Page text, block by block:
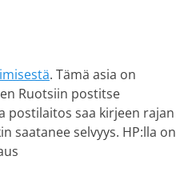
. Tämä asia on
Ruotsiin postitse
postilaitos saa kirjeen rajan
saatanee selvyys. HP:lla on